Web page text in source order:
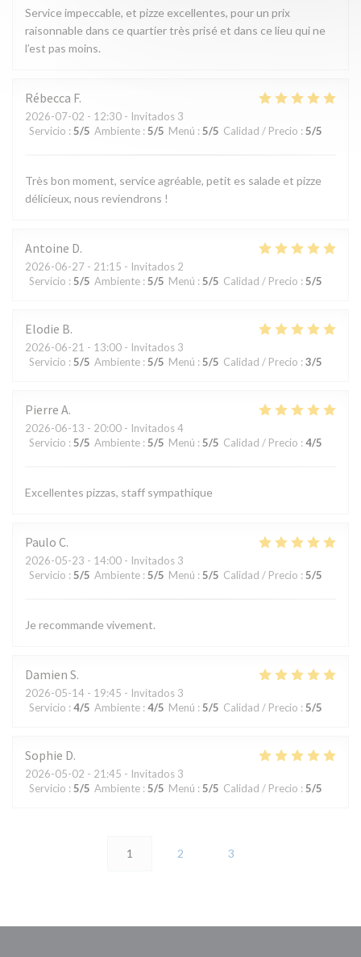
Service impeccable, et pizze excellentes, pour un prix
raisonnable dans ce quartier très prisé et dans ce lieu qui ne
l’est pas moins.
Rébecca F
2026-07-02 - 12:30 - Invitados 3
Servicio : 5/5 Ambiente : 5/5 Menú : 5/5 Calidad / Precio : 5/5
Très bon moment, service agréable, petit es salade et pizze
délicieux, nous reviendrons !
Antoine D
2026-06-27 - 21:15 - Invitados 2
Servicio : 5/5 Ambiente : 5/5 Menú : 5/5 Calidad / Precio : 5/5
Elodie B
2026-06-21 - 13:00 - Invitados 3
Servicio : 5/5 Ambiente : 5/5 Menú : 5/5 Calidad / Precio : 3/5
Pierre A
2026-06-13 - 20:00 - Invitados 4
Servicio : 5/5 Ambiente : 5/5 Menú : 5/5 Calidad / Precio : 4/5
Excellentes pizzas, staff sympathique
Paulo C
2026-05-23 - 14:00 - Invitados 3
Servicio : 5/5 Ambiente : 5/5 Menú : 5/5 Calidad / Precio : 5/5
Je recommande vivement.
Damien S
2026-05-14 - 19:45 - Invitados 3
Servicio : 4/5 Ambiente : 4/5 Menú : 5/5 Calidad / Precio : 5/5
Sophie D
2026-05-02 - 21:45 - Invitados 3
Servicio : 5/5 Ambiente : 5/5 Menú : 5/5 Calidad / Precio : 5/5
1 2 3